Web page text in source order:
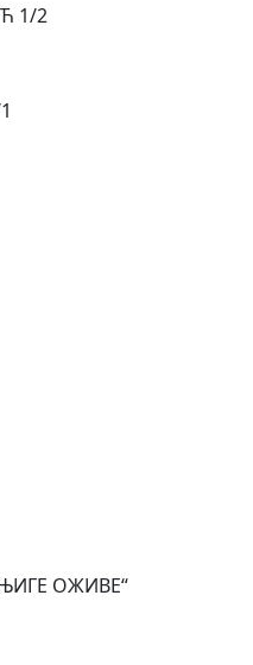
1/2
ОЖИВЕ“